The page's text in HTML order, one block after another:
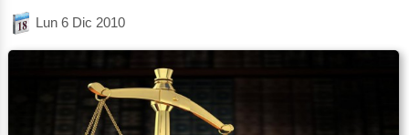
Lun 6 Dic 2010